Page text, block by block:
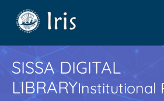
SISSA DIGITAL
LIBRARYInstitutional